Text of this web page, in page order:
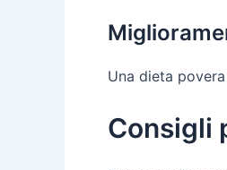
Una dieta
Consigli